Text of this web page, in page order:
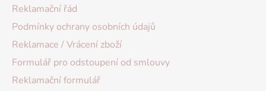
Reklamační řád
Podmínky ochrany osobních údajů
Reklamace / Vrácení zboží
Formulář pro odstoupení od smlouvy
Reklamační formulář